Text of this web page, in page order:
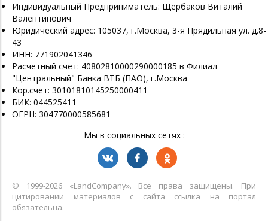
Индивидуальный Предприниматель: Щербаков Виталий
Валентинович
Юридический адрес: 105037, г.Москва, 3-я Прядильная ул. д.8-
43
ИНН: 771902041346
Расчетный счет: 40802810000290000185 в Филиал
"Центральный" Банка ВТБ (ПАО), г.Москва
Кор.счет: 30101810145250000411
БИК: 044525411
ОГРН: 304770000585681
Мы в социальных сетях :
© 1999-2026 «LandСompany». Все права защищены. При
цитировании материалов с сайта ссылка на портал
обязательна.